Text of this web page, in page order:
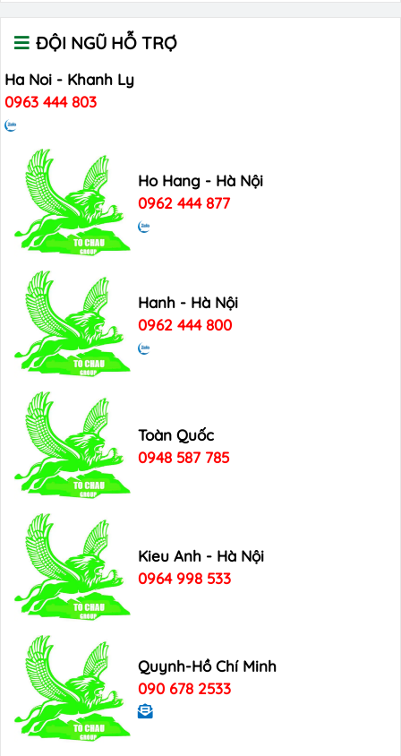
ĐỘI NGŨ HỖ TRỢ
Ha Noi - Khanh Ly
0963 444 803
Ho Hang - Hà Nội
0962 444 877
Hanh - Hà Nội
0962 444 800
Toàn Quốc
0948 587 785
Kieu Anh - Hà Nội
0964 998 533
Quynh-Hồ Chí Minh
090 678 2533